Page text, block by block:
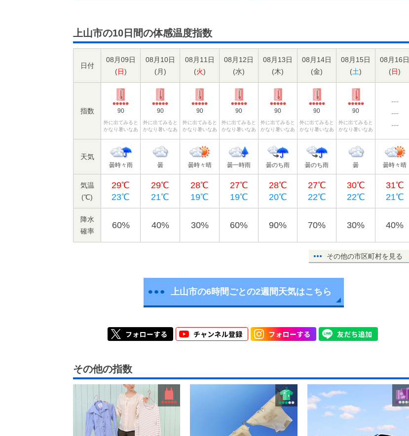
上山市の10日間の体感温度指数
日付
08月09日
(日)
08月10日
(月)
08月11日
(火)
08月12日
(水)
08月13日
(木)
08月14日
(金)
08月15日
(土)
08月16日
(日)
指数 90
外に出てみると
かなり暑いなあ
90
外に出てみると
かなり暑いなあ
90
外に出てみると
かなり暑いなあ
90
外に出てみると
かなり暑いなあ
90
外に出てみると
かなり暑いなあ
90
外に出てみると
かなり暑いなあ
90
外に出てみると
かなり暑いなあ
---
---
---
天気
曇時々雨 曇 曇時々晴 曇一時雨 曇のち雨 曇のち雨 曇 曇時々晴
気温
(℃)
29℃
23℃
29℃
21℃
28℃
19℃
27℃
19℃
28℃
20℃
27℃
22℃
30℃
22℃
31℃
21℃
降水
確率
60% 40% 30% 60% 90% 70% 30% 40%
その他の市区町村を見る
上山市の6時間ごとの2週間天気はこちら
その他の指数